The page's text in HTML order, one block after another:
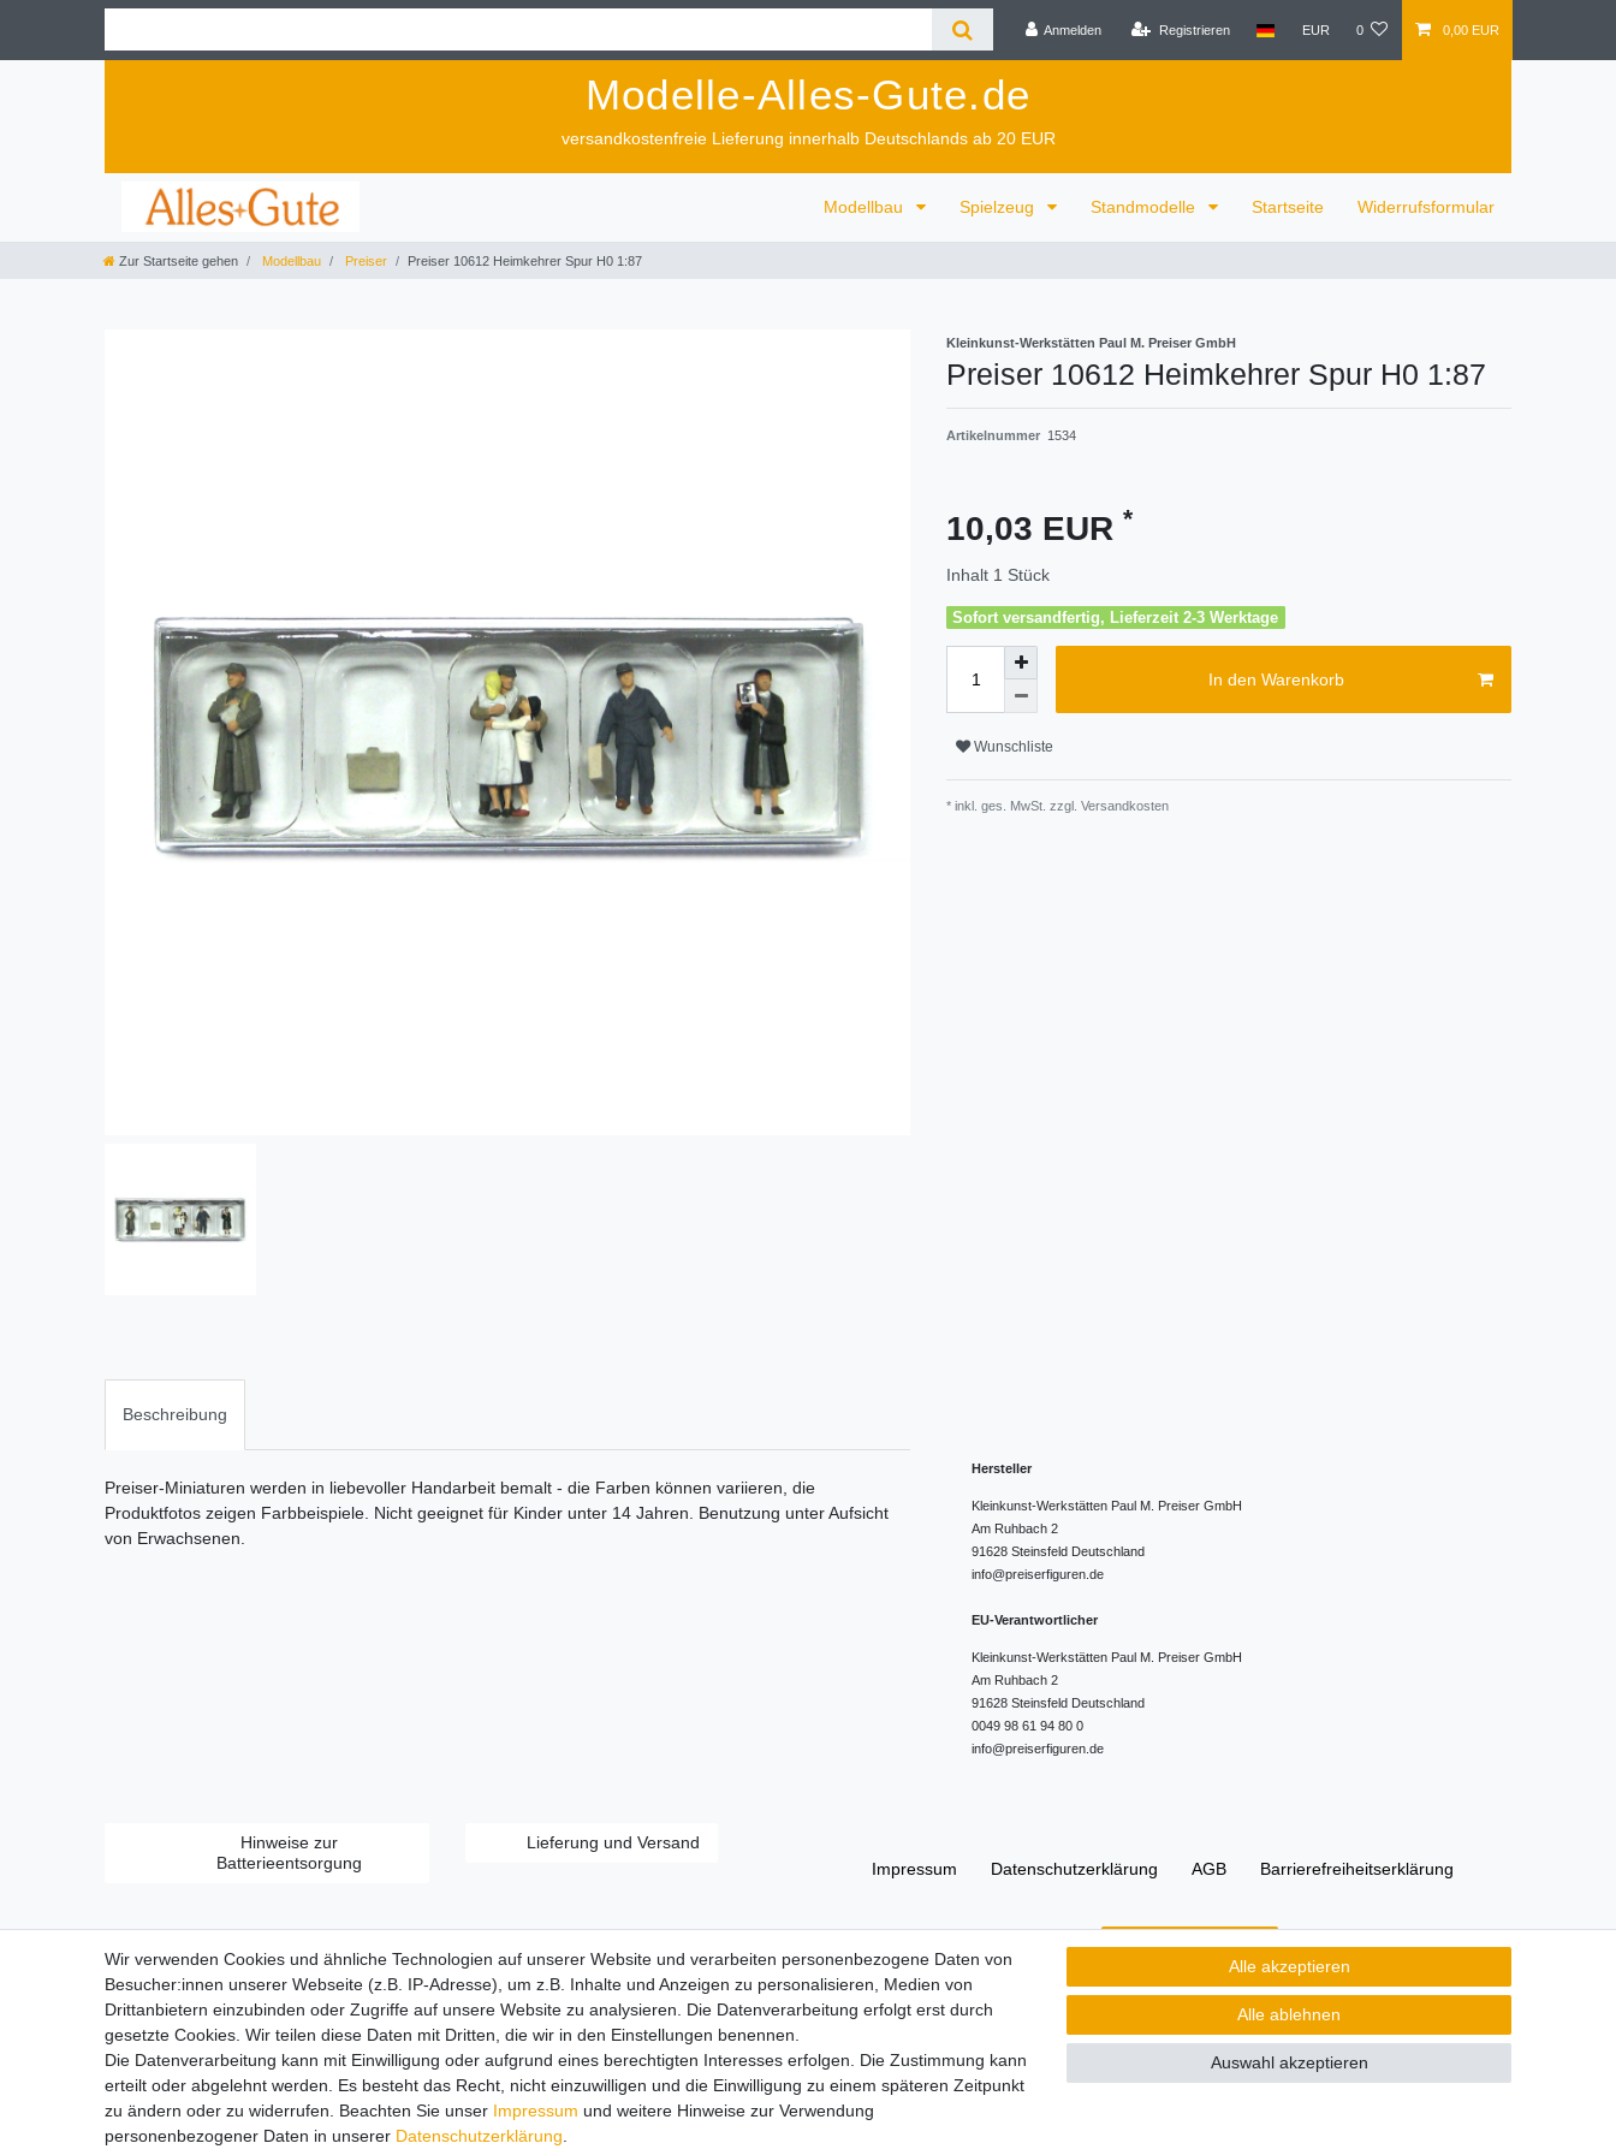
Anmelden Registrieren EUR 0 0,00 EUR
Modelle-Alles-Gute.de
versandkostenfreie Lieferung innerhalb Deutschlands ab 20 EUR
Modellbau Spielzeug Standmodelle Startseite Widerrufsformular
Zur Startseite gehen Modellbau Preiser Preiser 10612 Heimkehrer Spur H0 1:87
Kleinkunst-Werkstätten Paul M. Preiser GmbH
Preiser 10612 Heimkehrer Spur H0 1:87
Artikelnummer 1534
10,03 EUR *
Inhalt 1 Stück
Sofort versandfertig, Lieferzeit 2-3 Werktage
In den Warenkorb
Wunschliste
* inkl. ges. MwSt. zzgl. Versandkosten
Beschreibung
Preiser-Miniaturen werden in liebevoller Handarbeit bemalt - die Farben können variieren, die
Produktfotos zeigen Farbbeispiele. Nicht geeignet für Kinder unter 14 Jahren. Benutzung unter Aufsicht
von Erwachsenen.
Hersteller
Kleinkunst-Werkstätten Paul M. Preiser GmbH
Am Ruhbach 2
91628 Steinsfeld Deutschland
info@preiserfiguren.de
EU-Verantwortlicher
Kleinkunst-Werkstätten Paul M. Preiser GmbH
Am Ruhbach 2
91628 Steinsfeld Deutschland
0049 98 61 94 80 0
info@preiserfiguren.de
Hinweise zur
Batterieentsorgung
Lieferung und Versand
Impressum
Daten­schutz­erklärung AGB Barrierefreiheitserklärung
Widerrufs­recht Vertrag widerrufen Kontakt
Zahlungsarten:
Wir verwenden Cookies und ähnliche Technologien auf unserer Website und verarbeiten personenbezogene Daten von
Besucher:innen unserer Webseite (z.B. IP-Adresse), um z.B. Inhalte und Anzeigen zu personalisieren, Medien von
Drittanbietern einzubinden oder Zugriffe auf unsere Website zu analysieren. Die Datenverarbeitung erfolgt erst durch
gesetzte Cookies. Wir teilen diese Daten mit Dritten, die wir in den Einstellungen benennen.
Die Datenverarbeitung kann mit Einwilligung oder aufgrund eines berechtigten Interesses erfolgen. Die Zustimmung kann
erteilt oder abgelehnt werden. Es besteht das Recht, nicht einzuwilligen und die Einwilligung zu einem späteren Zeitpunkt
zu ändern oder zu widerrufen. Beachten Sie unser Impressum und weitere Hinweise zur Verwendung
personenbezogener Daten in unserer Daten­schutz­erklärung
Alle akzeptieren
Alle ablehnen
Auswahl akzeptieren